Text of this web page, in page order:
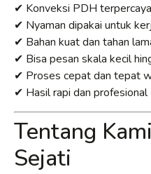
✔ Konveksi PDH
✔ Nyaman dipakai untuk
✔ Bahan kuat dan tahan
✔ Bisa pesan skala kecil
✔ Proses cepat dan tepat
✔ Hasil rapi dan profesional
Tentang
Sejati